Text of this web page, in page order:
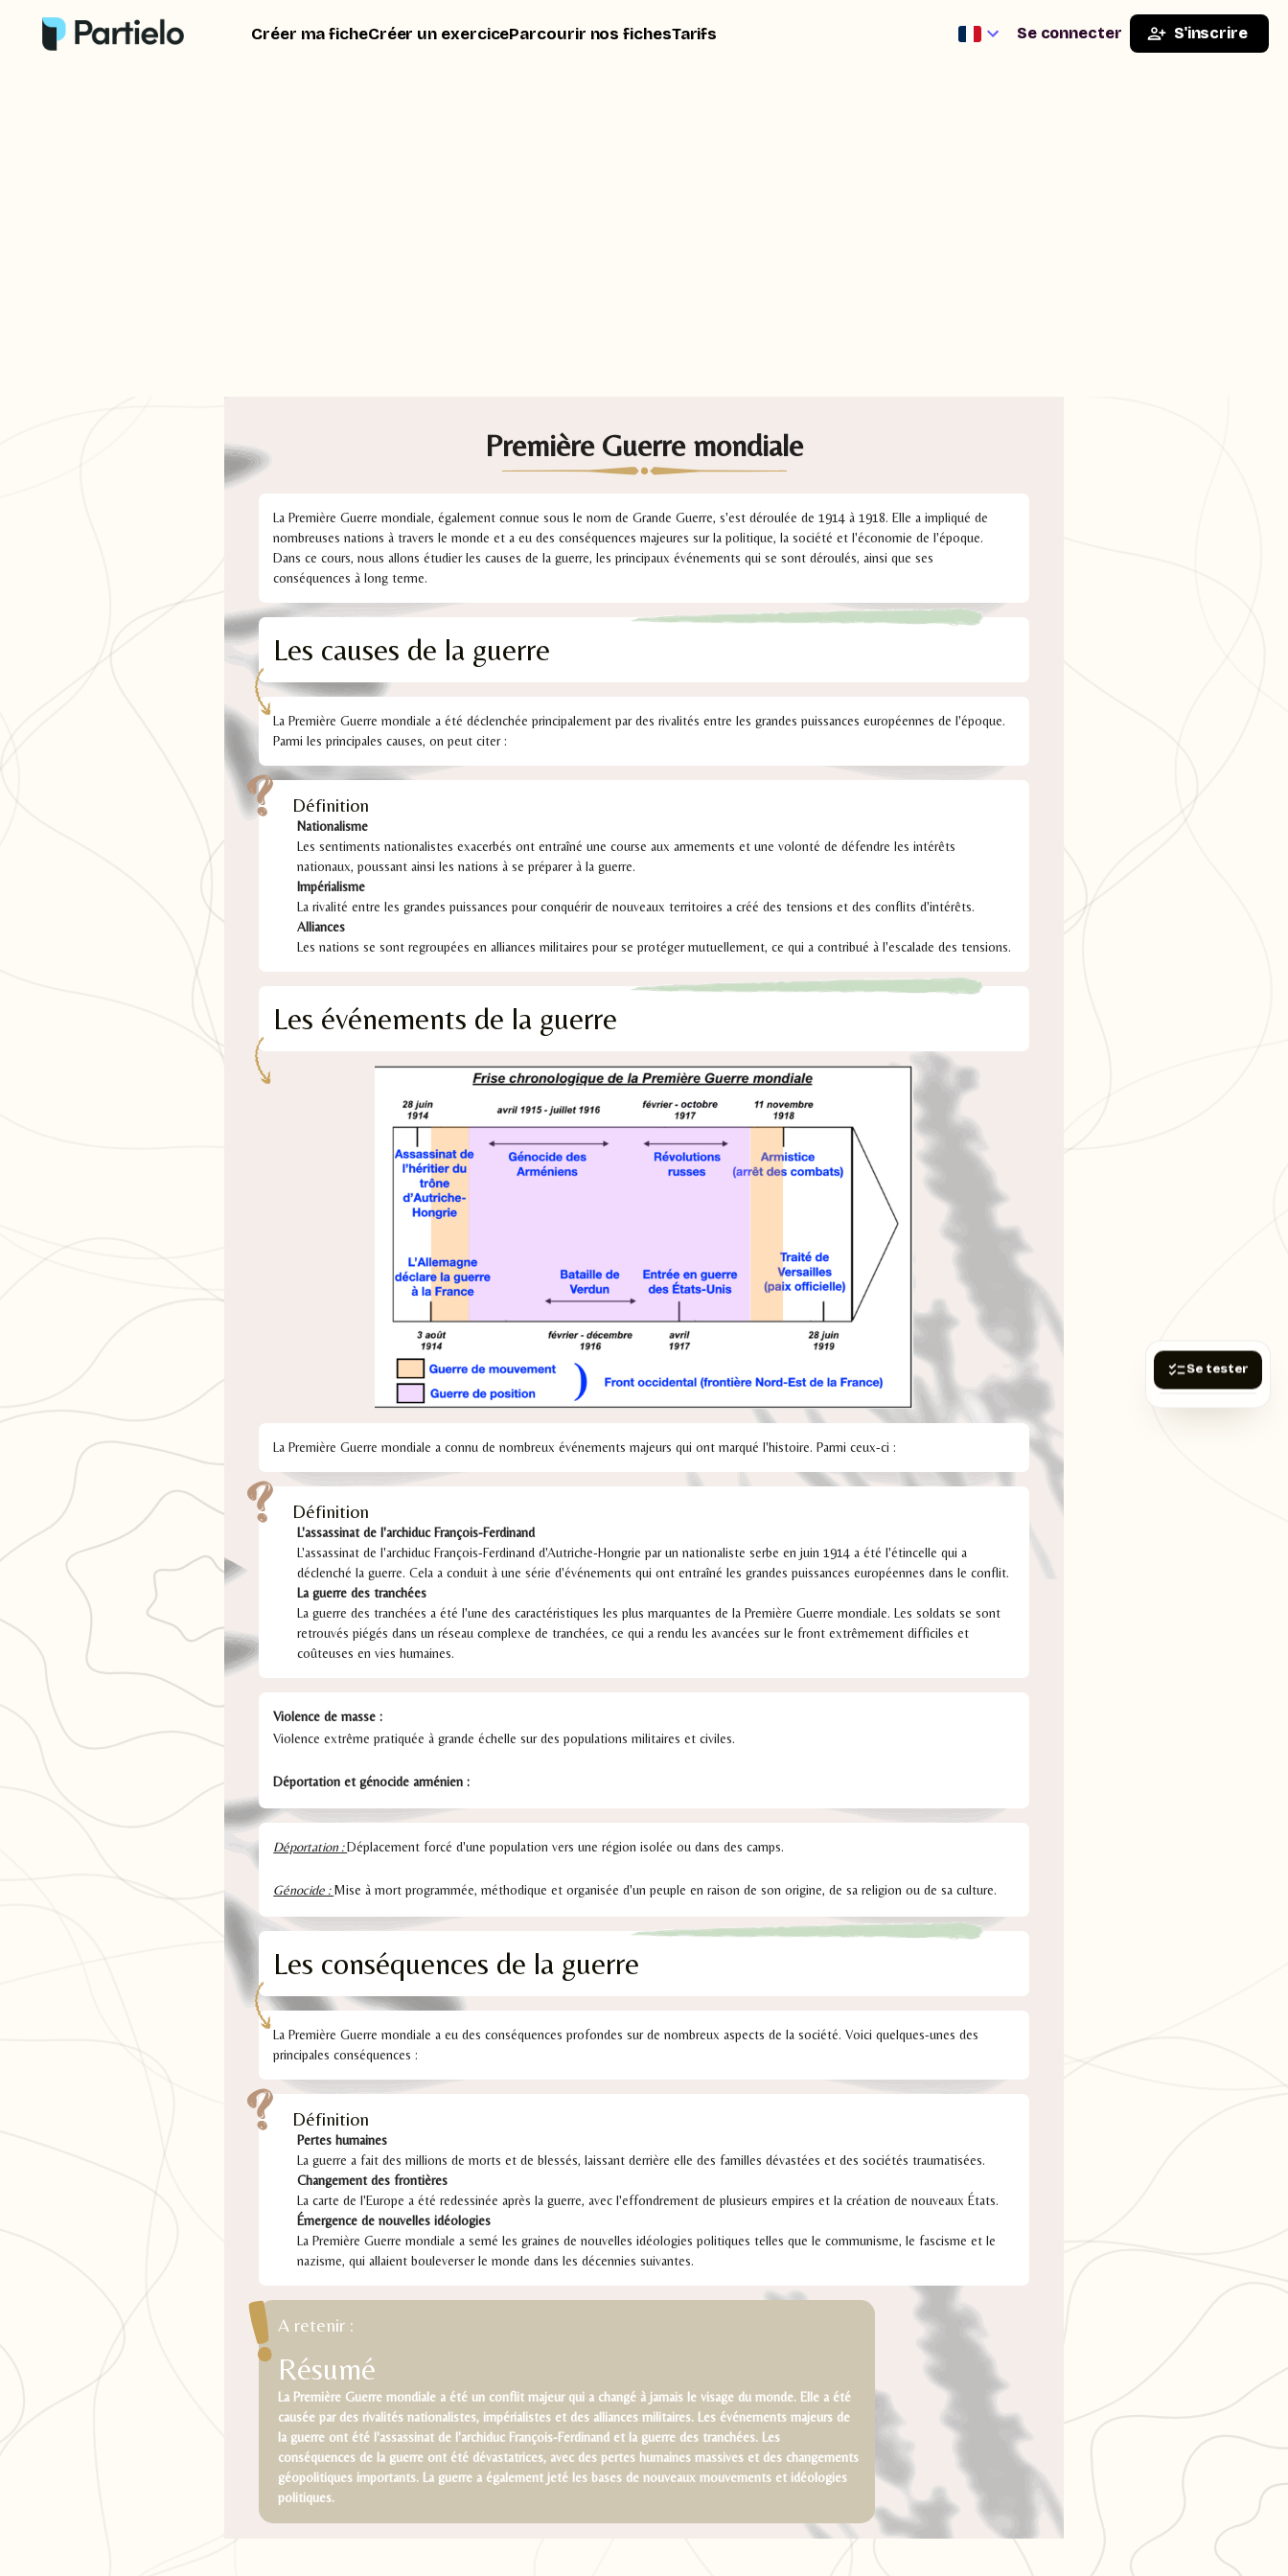
Créer ma ficheCréer un exerciceParcourir nos fichesTarifs Se connecter S'inscrire
Se tester
Première Guerre mondiale
La Première Guerre mondiale, également connue sous le nom de Grande Guerre, s'est déroulée de 1914 à 1918. Elle a impliqué de
nombreuses nations à travers le monde et a eu des conséquences majeures sur la politique, la société et l'économie de l'époque.
Dans ce cours, nous allons étudier les causes de la guerre, les principaux événements qui se sont déroulés, ainsi que ses
conséquences à long terme.
Les causes de la guerre
La Première Guerre mondiale a été déclenchée principalement par des rivalités entre les grandes puissances européennes de l'époque.
Parmi les principales causes, on peut citer :
Définition
Nationalisme
Les sentiments nationalistes exacerbés ont entraîné une course aux armements et une volonté de défendre les intérêts
nationaux, poussant ainsi les nations à se préparer à la guerre.
Impérialisme
La rivalité entre les grandes puissances pour conquérir de nouveaux territoires a créé des tensions et des conflits d'intérêts.
Alliances
Les nations se sont regroupées en alliances militaires pour se protéger mutuellement, ce qui a contribué à l'escalade des tensions.
Les événements de la guerre
La Première Guerre mondiale a connu de nombreux événements majeurs qui ont marqué l'histoire. Parmi ceux-ci :
Définition
L'assassinat de l'archiduc François-Ferdinand
L'assassinat de l'archiduc François-Ferdinand d'Autriche-Hongrie par un nationaliste serbe en juin 1914 a été l'étincelle qui a
déclenché la guerre. Cela a conduit à une série d'événements qui ont entraîné les grandes puissances européennes dans le conflit.
La guerre des tranchées
La guerre des tranchées a été l'une des caractéristiques les plus marquantes de la Première Guerre mondiale. Les soldats se sont
retrouvés piégés dans un réseau complexe de tranchées, ce qui a rendu les avancées sur le front extrêmement difficiles et
coûteuses en vies humaines.
Violence de masse :
Violence extrême pratiquée à grande échelle sur des populations militaires et civiles.
Déportation et génocide arménien :
Déportation :Déplacement forcé d'une population vers une région isolée ou dans des camps.
Génocide :Mise à mort programmée, méthodique et organisée d'un peuple en raison de son origine, de sa religion ou de sa culture.
Les conséquences de la guerre
La Première Guerre mondiale a eu des conséquences profondes sur de nombreux aspects de la société. Voici quelques-unes des
principales conséquences :
Définition
Pertes humaines
La guerre a fait des millions de morts et de blessés, laissant derrière elle des familles dévastées et des sociétés traumatisées.
Changement des frontières
La carte de l'Europe a été redessinée après la guerre, avec l'effondrement de plusieurs empires et la création de nouveaux États.
Émergence de nouvelles idéologies
La Première Guerre mondiale a semé les graines de nouvelles idéologies politiques telles que le communisme, le fascisme et le
nazisme, qui allaient bouleverser le monde dans les décennies suivantes.
A retenir :
Résumé
La Première Guerre mondiale a été un conflit majeur qui a changé à jamais le visage du monde. Elle a été
causée par des rivalités nationalistes, impérialistes et des alliances militaires. Les événements majeurs de
la guerre ont été l'assassinat de l'archiduc François-Ferdinand et la guerre des tranchées. Les
conséquences de la guerre ont été dévastatrices, avec des pertes humaines massives et des changements
géopolitiques importants. La guerre a également jeté les bases de nouveaux mouvements et idéologies
politiques.